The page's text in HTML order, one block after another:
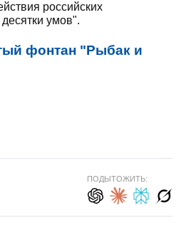
российских
умов".
фонтан "Рыбак и
ПОДЫТОЖИТЬ: